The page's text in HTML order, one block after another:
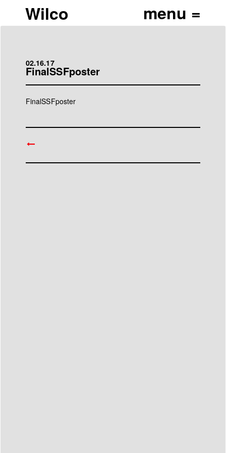
Wilco
02.16.17
FinalSSFposter
FinalSSFposter